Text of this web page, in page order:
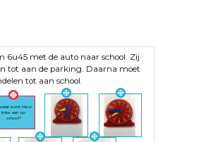
6u45 met de auto naar school. Zij
tot aan de parking. Daarna moet
tot aan school.
komt Mevr.
Imke aan op
school?